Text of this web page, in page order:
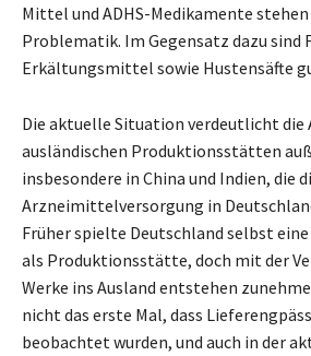
Mittel und ADHS-Medikamente
Problematik. Im Gegensatz dazu sind
Erkältungsmittel sowie Hustensäfte
Die aktuelle Situation verdeutlicht die
ausländischen Produktionsstätten
insbesondere in China und Indien, die
Arzneimittelversorgung in
Früher spielte Deutschland selbst
als Produktionsstätte, doch mit der
Werke ins Ausland entstehen
nicht das erste Mal, dass
beobachtet wurden, und auch in der